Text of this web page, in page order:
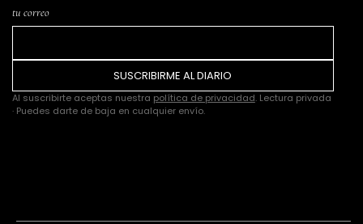
tu correo
SUSCRIBIRME AL DIARIO
Al suscribirte aceptas nuestra política de privacidad. Lectura privada
· Puedes darte de baja en cualquier envío.